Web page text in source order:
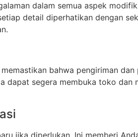
dalam semua aspek
detail diperhatikan dengan
bahwa pengiriman
dapat segera membuka toko dan
jika diperlukan. Ini memberi